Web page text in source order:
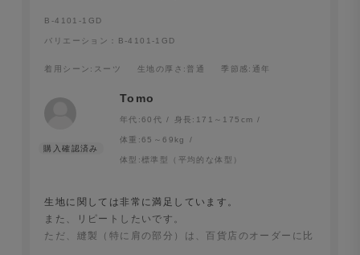
B-4101-1GD
バリエーション：B-4101-1GD
着用シーン :スーツ 生地の厚さ :普通 季節感:通年
Tomo
年代:60代 身長: 171～175cm
体重:65～69kg
体型:標準型（平均的な体型）
生地に関しては非常に満足しています。
また、リピートしたいです。
ただ、縫製（特に肩の部分）は、百貨店のオーダーに比